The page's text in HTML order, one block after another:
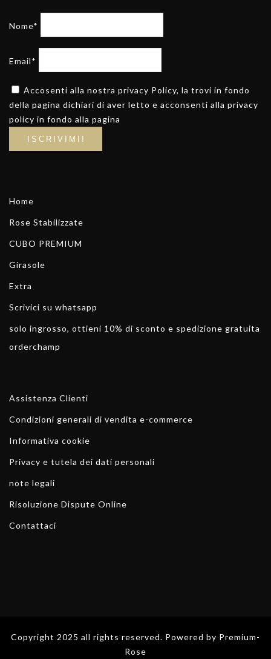
Nome*
Email*
Accosenti alla nostra privacy Policy, la trovi in fondo
della pagina dichiari di aver letto e acconsenti alla privacy
policy in fondo alla pagina
Home
Rose Stabilizzate
CUBO PREMIUM
Girasole
Extra
Scrivici su whatsapp
solo ingrosso, ottieni 10% di sconto e spedizione gratuita
orderchamp
Assistenza Clienti
Condizioni generali di vendita e-commerce
Informativa cookie
Privacy e tutela dei dati personali
note legali
Risoluzione Dispute Online
Contattaci
Copyright 2025 all rights reserved. Powered by Premium-
Rose